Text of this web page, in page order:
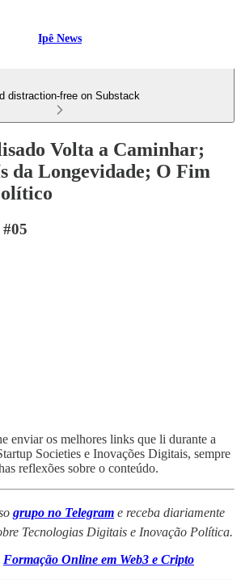
Ipê News
distraction-free on Substack
Volta a Caminhar;
da Longevidade; O Fim
enviar os melhores links que li durante a
Societies e Inovações Digitais, sempre
reflexões sobre o conteúdo.
grupo no Telegram e receba diariamente
Tecnologias Digitais e Inovação Política.
Formação Online em Web3 e Cripto